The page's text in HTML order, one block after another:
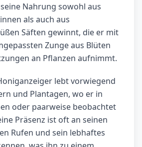
Nahrung sowohl aus
als auch aus
Säften gewinnt, die er mit
Zunge aus Blüten
an Pflanzen aufnimmt.
lebt vorwiegend
und Plantagen, wo er in
oder paarweise beobachtet
Präsenz ist oft an seinen
Rufen und sein lebhaftes